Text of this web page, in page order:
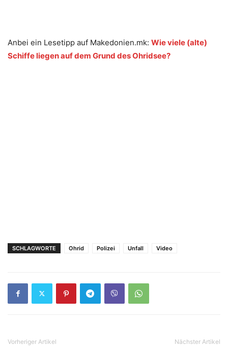
Anbei ein Lesetipp auf Makedonien.mk: Wie viele (alte)
Schiffe liegen auf dem Grund des Ohridsee?
SCHLAGWORTE Ohrid Polizei Unfall Video
Vorheriger Artikel Nächster Artikel